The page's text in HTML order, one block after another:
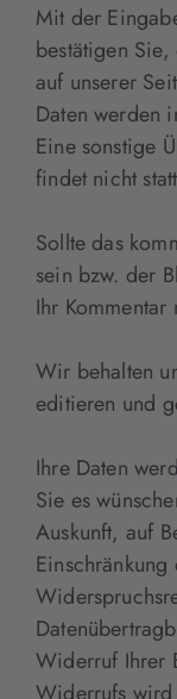
Mit der
bestätigen
auf unserer
Daten werden
Eine sonstige
findet nicht
Sollte das
sein bzw. der
Ihr
Wir behalten
editieren und
Ihre Daten
Sie es
Auskunft, auf
Widerruf Ihrer
Widerrufs wird